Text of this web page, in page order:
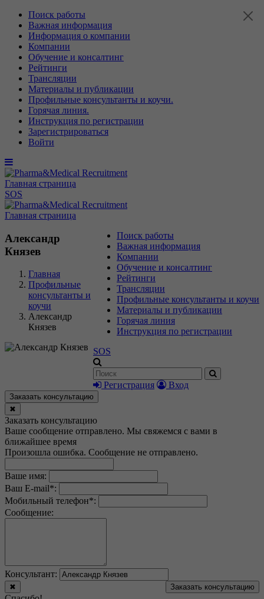
Поиск работы
Важная информация
Информация о компании
Компании
Обучение и консалтинг
Рейтинги
Трансляции
Материалы и публикации
Профильные консультанты и коучи.
Горячая линия.
Инструкция по регистрации
Зарегистрироваться
Войти
Главная страница
SOS
Главная страница
Поиск работы
Важная информация
Компании
Обучение и консалтинг
Рейтинги
Трансляции
Профильные консультанты и коучи
Материалы и публикации
Горячая линия
Инструкция по регистрации
SOS
Регистрация Вход
Александр
Князев
Главная
Профильные
консультанты и
коучи
Александр
Князев
Заказать консультацию
✖
Заказать консультацию
Ваше сообщение отправлено. Мы свяжемся с вами в
ближайшее время
Произошла ошибка. Сообщение не отправлено.
Ваше имя:
Ваш E-mail*:
Мобильный телефон*:
Сообщение:
Консультант:
Заказать консультацию
✖